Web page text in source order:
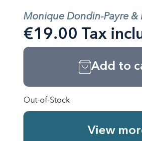
Monique Dondin-Payre &
€19.00 Tax
Add to
Out-of-Stock
View